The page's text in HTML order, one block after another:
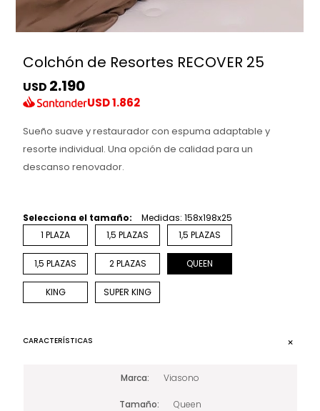
Colchón de Resortes RECOVER 25
USD 2.190
USD1.862
Sueño suave y restaurador con espuma adaptable y
resorte individual. Una opción de calidad para un
descanso renovador.
Selecciona el tamaño:
Medidas: 158x198x25
1 PLAZA
1,5 PLAZAS 1,5 PLAZAS
1,5 PLAZAS 2 PLAZAS QUEEN
KING SUPER KING
CARACTERÍSTICAS
Marca Viasono
Tamaño Queen